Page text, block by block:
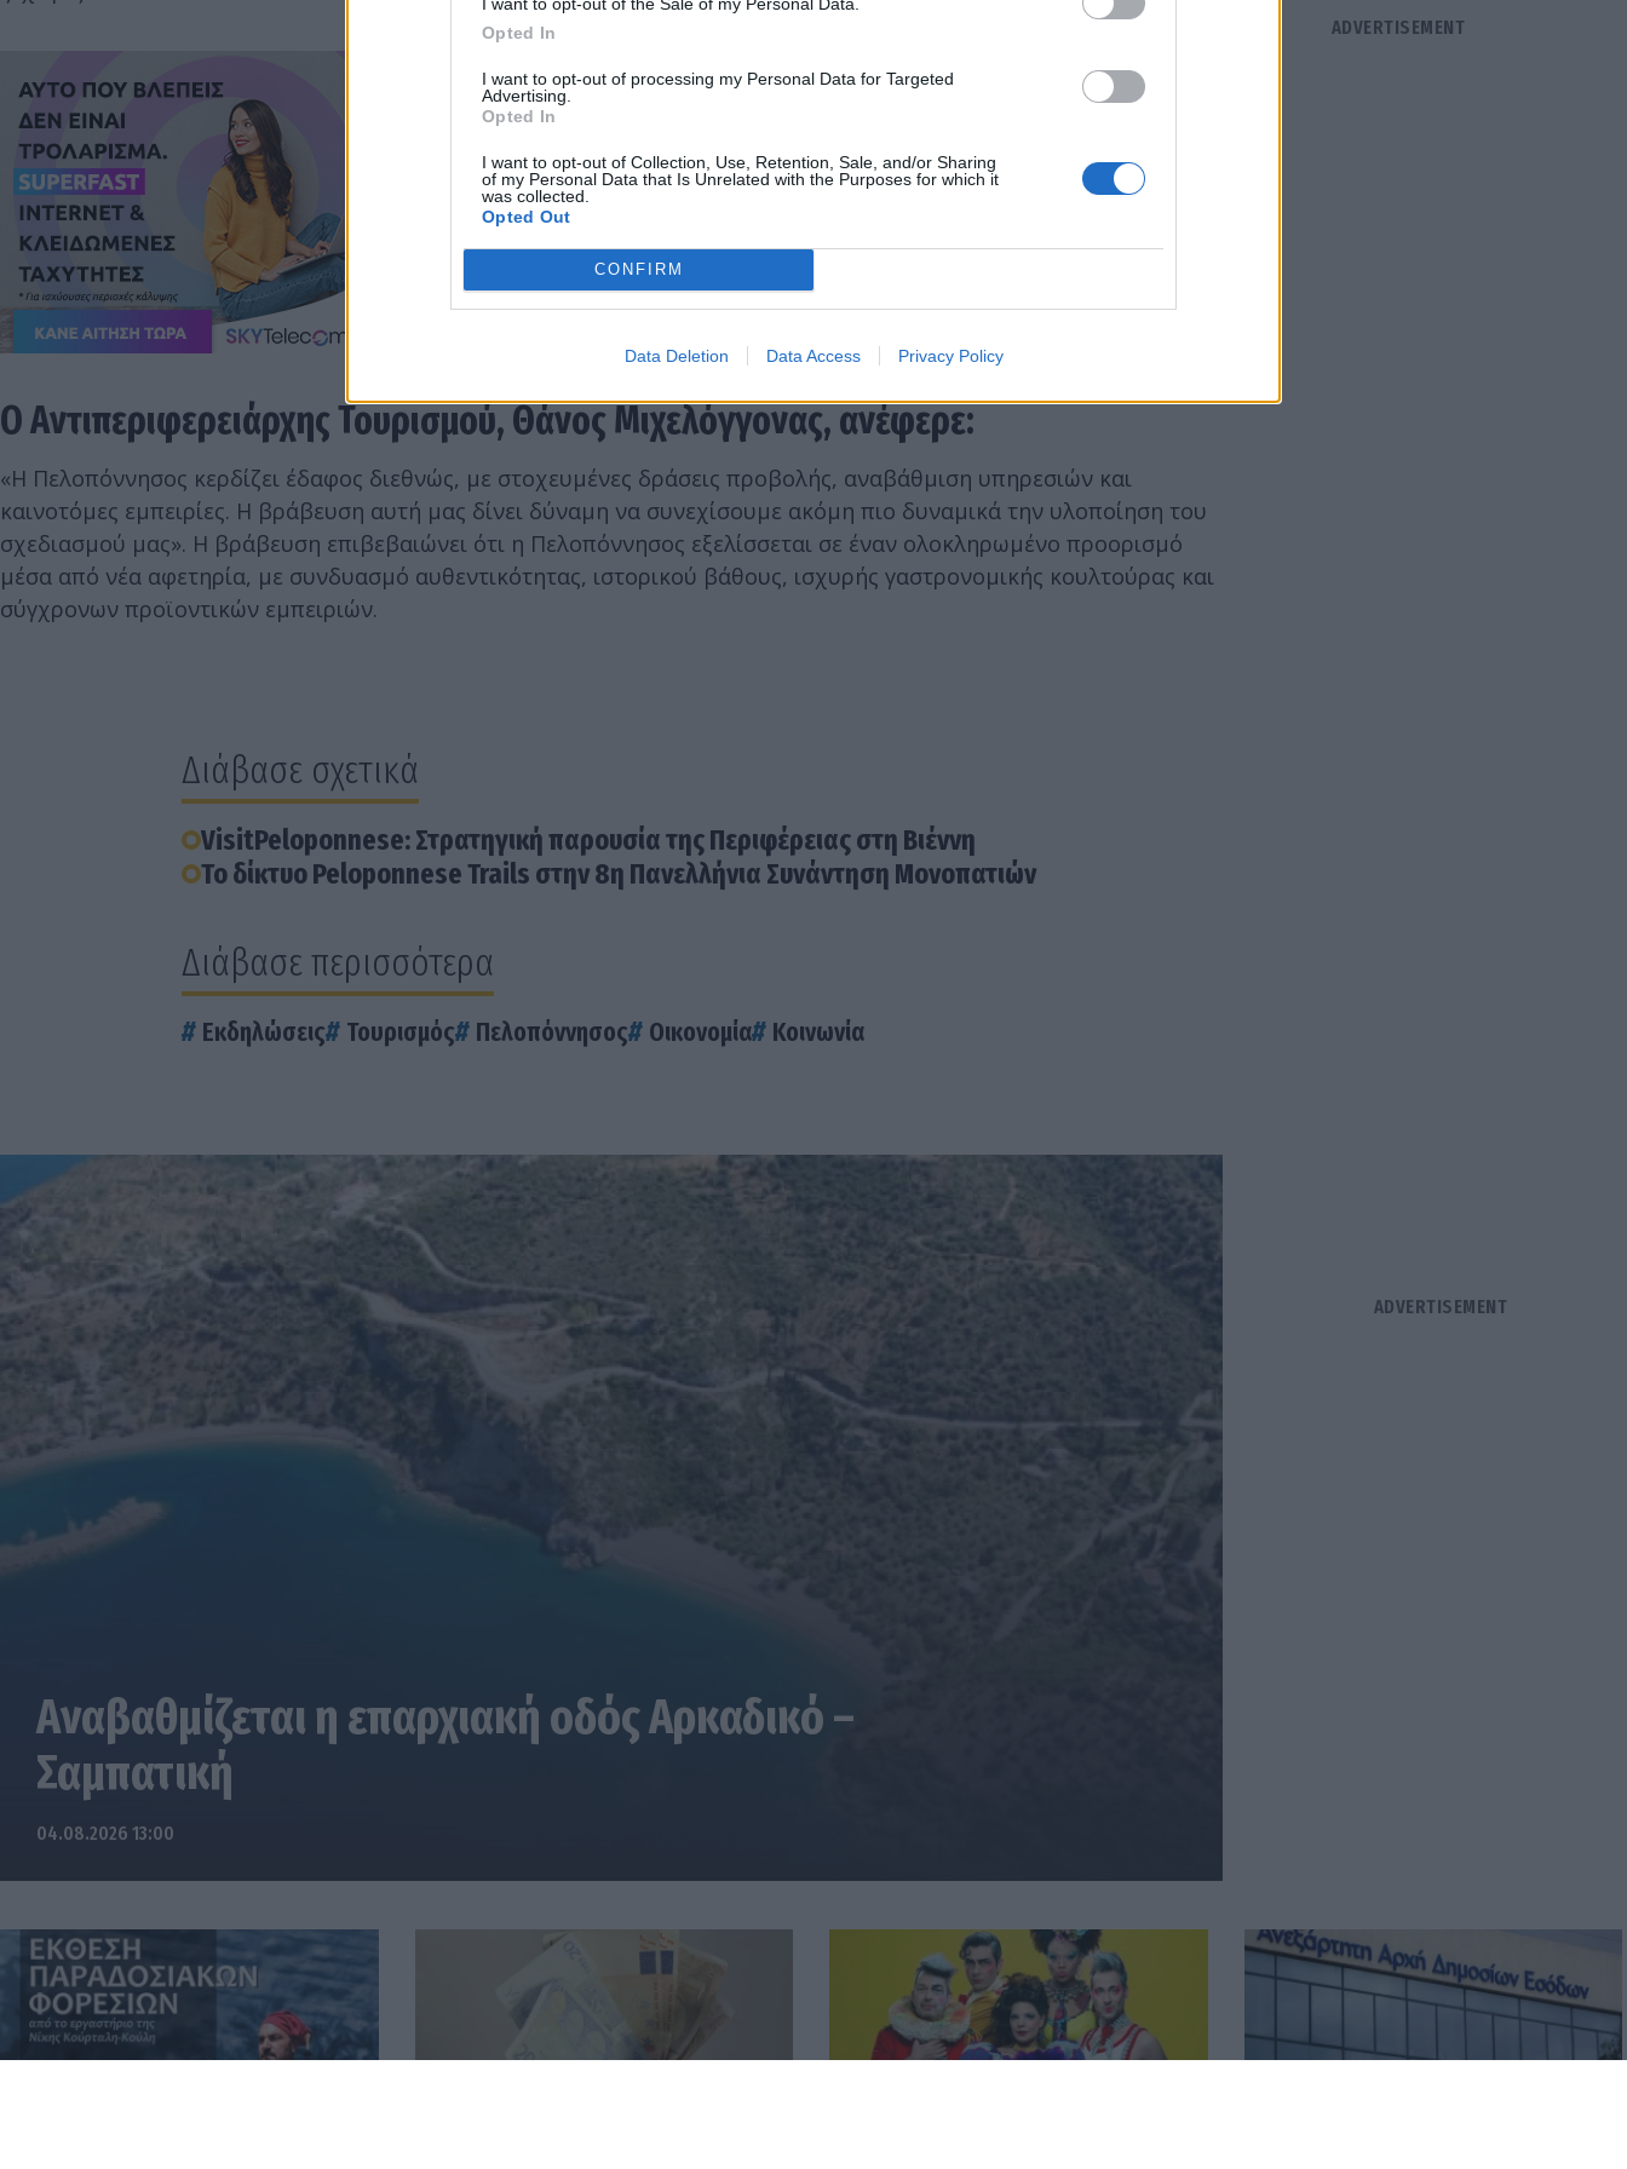
Opted In
I want to opt-out of processing my Personal Data for Targeted
Advertising.
Opted In
I want to opt-out of Collection, Use, Retention, Sale, and/or Sharing
of my Personal Data that Is Unrelated with the Purposes for which it
was collected.
Opted Out
CONFIRM
Data Deletion Data Access Privacy Policy
Ο Αντιπεριφερειάρχης Τουρισμού, Θάνος Μιχελόγγονας, ανέφερε:
«Η Πελοπόννησος κερδίζει έδαφος διεθνώς, με στοχευμένες δράσεις προβολής, αναβάθμιση υπηρεσιών και
καινοτόμες εμπειρίες. Η βράβευση αυτή μας δίνει δύναμη να συνεχίσουμε ακόμη πιο δυναμικά την υλοποίηση του
σχεδιασμού μας». Η βράβευση επιβεβαιώνει ότι η Πελοπόννησος εξελίσσεται σε έναν ολοκληρωμένο προορισμό
μέσα από νέα αφετηρία, με συνδυασμό αυθεντικότητας, ιστορικού βάθους, ισχυρής γαστρονομικής κουλτούρας και
σύγχρονων προϊοντικών εμπειριών.
Διάβασε σχετικά
VisitPeloponnese: Στρατηγική παρουσία της Περιφέρειας στη Βιέννη
Το δίκτυο Peloponnese Trails στην 8η Πανελλήνια Συνάντηση Μονοπατιών
Διάβασε περισσότερα
Εκδηλώσεις Τουρισμός Πελοπόννησος Οικονομία Κοινωνία
Αναβαθμίζεται η επαρχιακή οδός Αρκαδικό –
Σαμπατική
04.08.2026 13:00